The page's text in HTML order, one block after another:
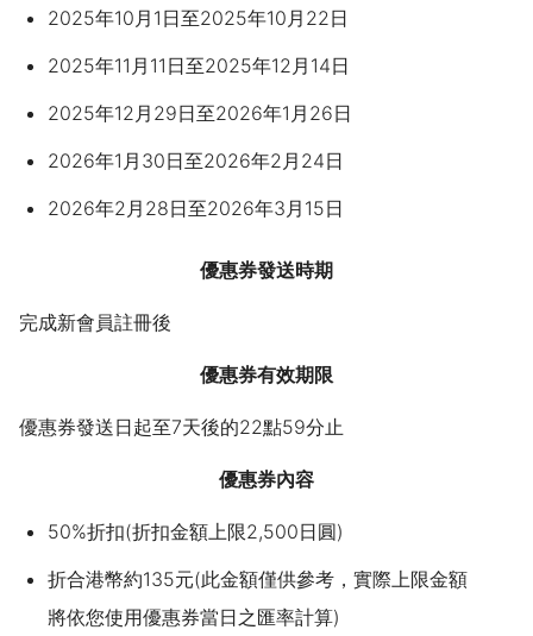
2025年10月1日至2025年10月22日
2025年11月11日至2025年12月14日
2025年12月29日至2026年1月26日
2026年1月30日至2026年2月24日
2026年2月28日至2026年3月15日
優惠券發送時期
完成新會員註冊後
優惠券有效期限
優惠券發送日起至7天後的22點59分止
優惠券內容
50%折扣(折扣金額上限2,500日圓)
折合港幣約135元(此金額僅供參考，實際上限金額
將依您使用優惠券當日之匯率計算)